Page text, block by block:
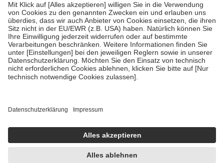
fallenkeine Zuzahlungenan bei:
• Kindern und Jugendlichen bis zum vollendeten 18. Lebensjahr
mit Ausnahme der Fahrkosten
• Untersuchungen zur Vorsorge und Früherkennung, die von der
GKV getragen werden
• empfohlenen Schutzimpfungen
• Harn- und Blutteststreifen
getroffen, um sicherzustellen, dass es sich um echte Bewertungen
https://help.etrusted.com/hc/de/articles/4419944605341
Einige Bilder und Inhalte wurden unter Zuhilfenahme künstlicher